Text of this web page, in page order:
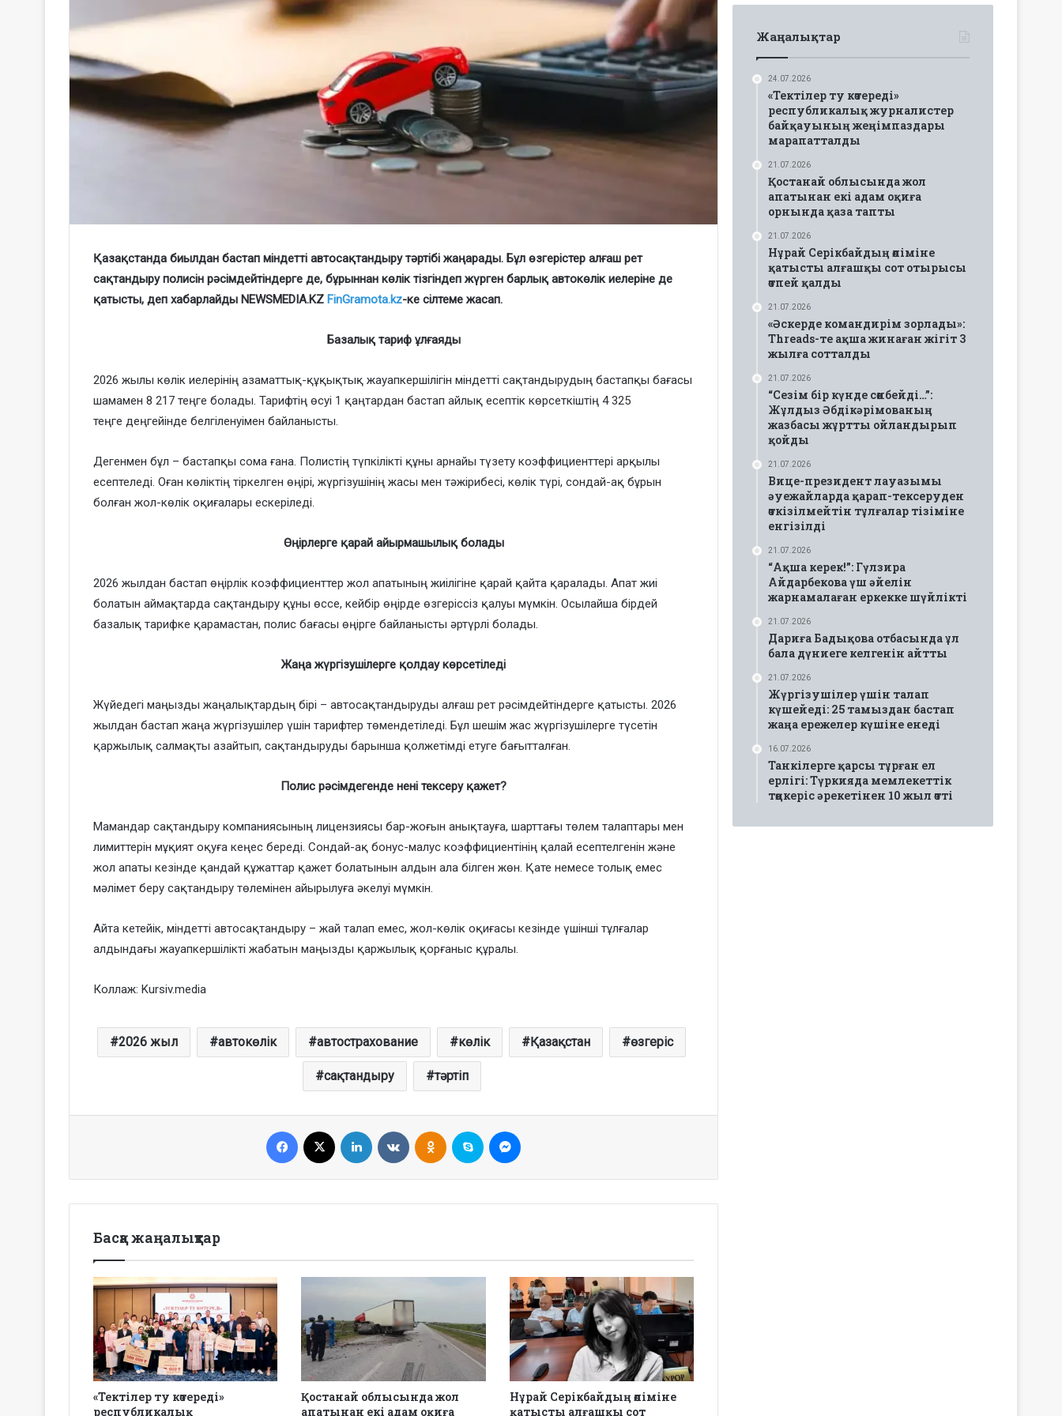
Қазақстанда биылдан бастап міндетті автосақтандыру тәртібі жаңарады. Бұл өзгерістер алғаш рет
сақтандыру полисін рәсімдейтіндерге де, бұрыннан көлік тізгіндеп жүрген барлық автокөлік иелеріне де
қатысты, деп хабарлайды NEWSMEDIA.KZ FinGramota.kz-ке сілтеме жасап.
Базалық тариф ұлғаяды
2026 жылы көлік иелерінің азаматтық-құқықтық жауапкершілігін міндетті сақтандырудың бастапқы бағасы
шамамен 8 217 теңге болады. Тарифтің өсуі 1 қаңтардан бастап айлық есептік көрсеткіштің 4 325
теңге деңгейінде белгіленуімен байланысты.
Дегенмен бұл – бастапқы сома ғана. Полистің түпкілікті құны арнайы түзету коэффициенттері арқылы
есептеледі. Оған көліктің тіркелген өңірі, жүргізушінің жасы мен тәжірибесі, көлік түрі, сондай-ақ бұрын
болған жол-көлік оқиғалары ескеріледі.
Өңірлерге қарай айырмашылық болады
2026 жылдан бастап өңірлік коэффициенттер жол апатының жиілігіне қарай қайта қаралады. Апат жиі
болатын аймақтарда сақтандыру құны өссе, кейбір өңірде өзгеріссіз қалуы мүмкін. Осылайша бірдей
базалық тарифке қарамастан, полис бағасы өңірге байланысты әртүрлі болады.
Жаңа жүргізушілерге қолдау көрсетіледі
Жүйедегі маңызды жаңалықтардың бірі – автосақтандыруды алғаш рет рәсімдейтіндерге қатысты. 2026
жылдан бастап жаңа жүргізушілер үшін тарифтер төмендетіледі. Бұл шешім жас жүргізушілерге түсетін
қаржылық салмақты азайтып, сақтандыруды барынша қолжетімді етуге бағытталған.
Полис рәсімдегенде нені тексеру қажет?
Мамандар сақтандыру компаниясының лицензиясы бар-жоғын анықтауға, шарттағы төлем талаптары мен
лимиттерін мұқият оқуға кеңес береді. Сондай-ақ бонус-малус коэффициентінің қалай есептелгенін және
жол апаты кезінде қандай құжаттар қажет болатынын алдын ала білген жөн. Қате немесе толық емес
мәлімет беру сақтандыру төлемінен айырылуға әкелуі мүмкін.
Айта кетейік, міндетті автосақтандыру – жай талап емес, жол-көлік оқиғасы кезінде үшінші тұлғалар
алдындағы жауапкершілікті жабатын маңызды қаржылық қорғаныс құралы.
Коллаж: Kursiv.media
2026 жыл автокөлік автострахование көлік Қазақстан өзгеріс
сақтандыру тәртіп
Facebook LinkedIn VKontakteOdnoklassniki
Skype
Басқа жаңалықтар
«Тектілер ту көтереді»
республикалық
Қостанай облысында жол
апатынан екі адам оқиға
Нұрай Серікбайдың өліміне
қатысты алғашқы сот
Жаңалықтар
24.07.2026
«Тектілер ту көтереді»
республикалық журналистер
байқауының жеңімпаздары
марапатталды
21.07.2026
Қостанай облысында жол
апатынан екі адам оқиға
орнында қаза тапты
21.07.2026
Нұрай Серікбайдың өліміне
қатысты алғашқы сот отырысы
өтпей қалды
21.07.2026
«Әскерде командирім зорлады»:
Threads-те ақша жинаған жігіт 3
жылға сотталды
21.07.2026
“Сезім бір күнде сөнбейді…”:
Жұлдыз Әбдікәрімованың
жазбасы жұртты ойландырып
қойды
21.07.2026
Вице-президент лауазымы
әуежайларда қарап-тексеруден
өткізілмейтін тұлғалар тізіміне
енгізілді
21.07.2026
“Ақша керек!”: Гүлзира
Айдарбекова үш әйелін
жарнамалаған еркекке шүйлікті
21.07.2026
Дариға Бадықова отбасында ұл
бала дүниеге келгенін айтты
21.07.2026
Жүргізушілер үшін талап
күшейеді: 25 тамыздан бастап
жаңа ережелер күшіне енеді
16.07.2026
Танкілерге қарсы тұрған ел
ерлігі: Түркияда мемлекеттік
төңкеріс әрекетінен 10 жыл өтті